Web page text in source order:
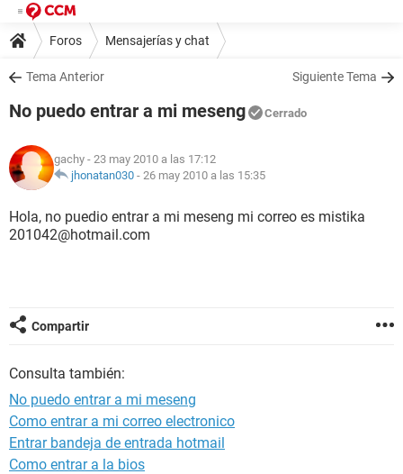
Foros Mensajerías y chat
Tema Anterior Siguiente Tema
No puedo entrar a mi meseng Cerrado
gachy - 23 may 2010 a las 17:12
jhonatan030 - 26 may 2010 a las 15:35
Hola, no puedio entrar a mi meseng mi correo es mistika
201042@hotmail.com
Compartir
Consulta también:
No puedo entrar a mi meseng
Como entrar a mi correo electronico
Entrar bandeja de entrada hotmail
Como entrar a la bios